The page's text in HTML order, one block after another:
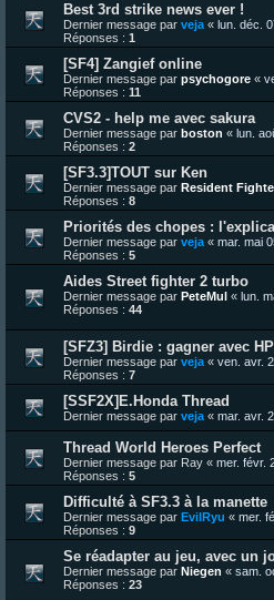
Best 3rd strike news ever !
Dernier message par veja « lun. déc.
Réponses : 1
[SF4] Zangief online
Dernier message par psychogore «
Réponses : 11
CVS2 - help me avec sakura
Dernier message par boston « lun.
Réponses : 2
[SF3.3]TOUT sur Ken
Dernier message par Resident
Réponses : 8
Priorités des chopes :
Dernier message par veja « mar. mai
Réponses : 5
Aides Street fighter 2 turbo
Dernier message par PeteMul « lun.
Réponses : 44
[SFZ3] Birdie : gagner avec HP
Dernier message par veja « ven. avr.
Réponses : 7
[SSF2X]E.Honda Thread
Dernier message par veja « mar. avr.
Thread World Heroes Perfect
Dernier message par Ray « mer. févr.
Réponses : 5
Difficulté à SF3.3 à la manette
Dernier message par EvilRyu « mer.
Réponses : 9
Se réadapter au jeu, avec un
Dernier message par Niegen « sam.
Réponses : 23